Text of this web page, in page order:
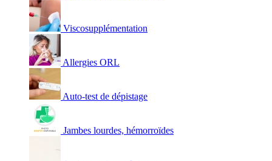
Viscosupplémentation
Allergies ORL
Auto-test de dépistage
Jambes lourdes, hémorroïdes